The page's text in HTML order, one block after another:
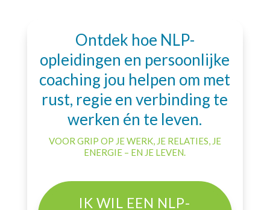
Ontdek hoe NLP-
opleidingen en persoonlijke
coaching jou helpen om met
rust, regie en verbinding te
werken én te leven.
VOOR GRIP OP JE WERK, JE RELATIES, JE
ENERGIE – EN JE LEVEN.
IK WIL EEN NLP-